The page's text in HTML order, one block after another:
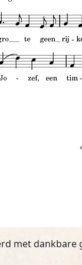
met dankbare